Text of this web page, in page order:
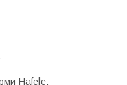
Hafele.